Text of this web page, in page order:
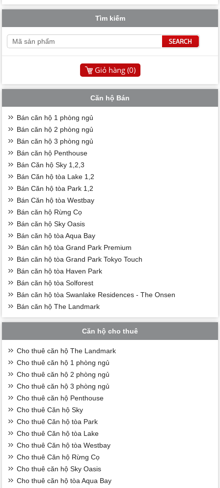
Tìm kiếm
Giỏ hàng (0)
Căn hộ Bán
Bán căn hộ 1 phòng ngủ
Bán căn hộ 2 phòng ngủ
Bán căn hộ 3 phòng ngủ
Bán căn hộ Penthouse
Bán Căn hộ Sky 1,2,3
Bán Căn hộ tòa Lake 1,2
Bán Căn hộ tòa Park 1,2
Bán Căn hộ tòa Westbay
Bán căn hộ Rừng Cọ
Bán căn hộ Sky Oasis
Bán căn hộ tòa Aqua Bay
Bán căn hộ tòa Grand Park Premium
Bán căn hộ tòa Grand Park Tokyo Touch
Bán căn hộ tòa Haven Park
Bán căn hộ tòa Solforest
Bán căn hộ tòa Swanlake Residences - The Onsen
Bán căn hộ The Landmark
Căn hộ cho thuê
Cho thuê căn hộ The Landmark
Cho thuê căn hộ 1 phòng ngủ
Cho thuê căn hộ 2 phòng ngủ
Cho thuê căn hộ 3 phòng ngủ
Cho thuê căn hộ Penthouse
Cho thuê Căn hộ Sky
Cho thuê Căn hộ tòa Park
Cho thuê Căn hộ tòa Lake
Cho thuê Căn hộ tòa Westbay
Cho thuê Căn hộ Rừng Cọ
Cho thuê căn hộ Sky Oasis
Cho thuê căn hộ tòa Aqua Bay